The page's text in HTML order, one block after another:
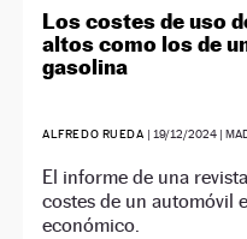
Los costes de uso
altos como los de
gasolina
ALFREDO RUEDA | 19/12/2024|
El informe de una
costes de un automóvil
económico.